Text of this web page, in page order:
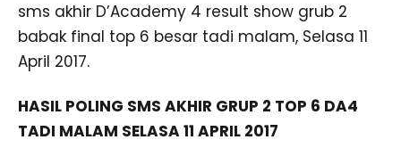
sms akhir D’Academy 4 result show grub 2
babak final top 6 besar tadi malam, Selasa 11
April 2017.
HASIL POLING SMS AKHIR GRUP 2 TOP 6 DA4
TADI MALAM SELASA 11 APRIL 2017